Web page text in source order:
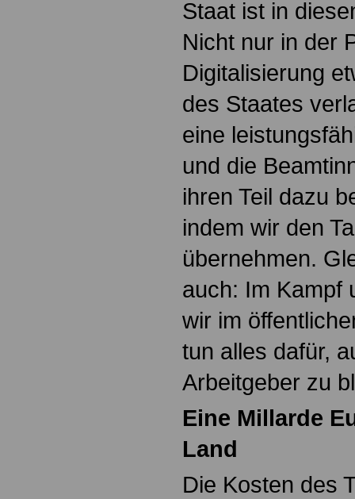
Staat ist in
Nicht nur in der
Digitalisierung
des Staates
eine
und die
ihren Teil dazu
indem wir den
übernehmen.
auch: Im Kampf
wir im
tun alles dafür,
Arbeitgeber zu
Eine Millarde
Land
Die Kosten des